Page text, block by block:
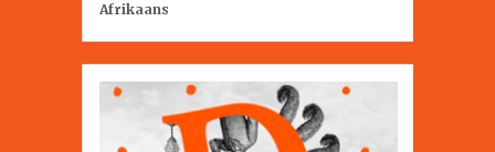
Afrikaans